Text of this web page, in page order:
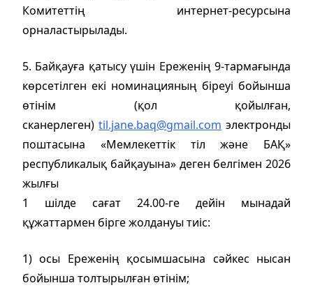
Комитеттің интернет-ресурсына
орналастырылады.
5. Байқауға қатысу үшін Ереженің 9-тармағында
көрсетілген екі номинацияның біреуі бойынша
өтінім (қол қойылған,
сканерлеген) til.jane.baq@gmail.com электронды
поштасына «Мемлекеттік тіл және БАҚ»
республикалық байқауына» деген белгімен 2026
жылғы
1 шілде сағат 24.00-ге дейін мынадай
құжаттармен бірге жолдануы тиіс:
1) осы Ереженің қосымшасына сәйкес нысан
бойынша толтырылған өтінім;